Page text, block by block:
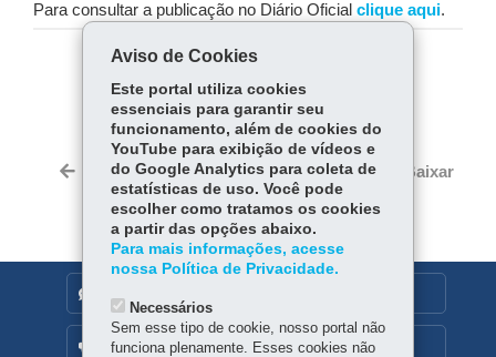
Para consultar a publicação no Diário Oficial clique aqui.
Fa
ce
bo
ok
Tw
itt
er
ha
ts
Ap
p
Voltar Início Imprimir Baixar
OUVIDORIA
Aviso de Cookies
Este portal utiliza cookies
essenciais para garantir seu
funcionamento, além de cookies do
YouTube para exibição de vídeos e
do Google Analytics para coleta de
estatísticas de uso. Você pode
escolher como tratamos os cookies
a partir das opções abaixo.
Para mais informações, acesse
nossa Política de Privacidade.
Necessários
Sem esse tipo de cookie, nosso portal não
funciona plenamente. Esses cookies não